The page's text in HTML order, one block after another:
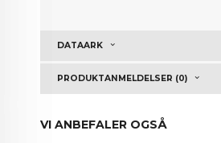
DATAARK
PRODUKTANMELDELSER (0)
VI ANBEFALER OGSÅ